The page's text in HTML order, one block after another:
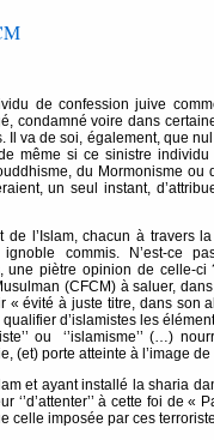
de confession juive
condamné voire dans
Il va de soi, également, que
même si ce sinistre individu
du Mormonisme
un seul instant,
de l’Islam, chacun à travers
commis. N’est-ce
une piètre opinion de celle-
(CFCM) à saluer,
« évité à juste titre, dans son
d’islamistes les
ou ‘’islamisme’’ (…)
(et) porte atteinte à l’image
et ayant installé la sharia
à cette foi de «
celle imposée par ces terroristes